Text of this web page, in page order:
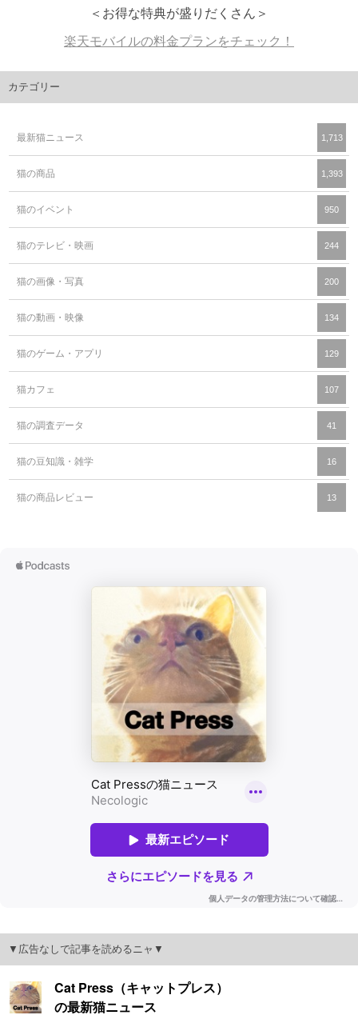
＜お得な特典が盛りだくさん＞
楽天モバイルの料金プランをチェック！
カテゴリー
最新猫ニュース 1,713
猫の商品 1,393
猫のイベント 950
猫のテレビ・映画 244
猫の画像・写真 200
猫の動画・映像 134
猫のゲーム・アプリ 129
猫カフェ 107
猫の調査データ 41
猫の豆知識・雑学 16
猫の商品レビュー 13
▼広告なしで記事を読めるニャ▼